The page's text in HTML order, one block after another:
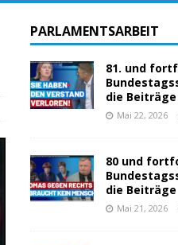
PARLAMENTSARBEIT
81. und
die
Mai 22, 2026
80 und
die
Mai 21, 2026